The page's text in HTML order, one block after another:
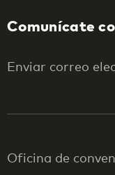
Comunícate
Enviar correo
Oficina de